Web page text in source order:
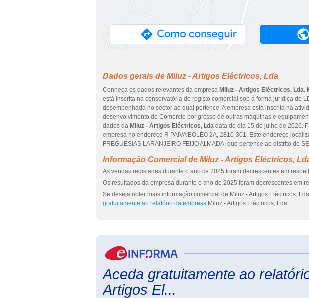
Dados gerais de Miluz - Artigos Eléctricos, Lda
Conheça os dados relevantes da empresa Miluz - Artigos Eléctricos, Lda.
está inscrita na conservatória do registo comercial sob a forma jurídica de
desempenhada no sector ao qual pertence. A empresa está inscrita na
desenvolvimento de Comércio por grosso de outras máquinas e
dados da Miluz - Artigos Eléctricos, Lda data do dia 15 de julho de 2026.
empresa no endereço R PAIVA BOLÉO 2A, 2810-301. Este endereço
FREGUESIAS LARANJEIRO FEIJO ALMADA, que pertence ao distrito de
Informação Comercial de Miluz - Artigos Eléctricos,
As vendas registadas durante o ano de 2025 foram decrescentes em
Os resultados da empresa durante o ano de 2025 foram decrescentes em
Se deseja obter mais informação comercial de Miluz - Artigos Eléctricos,
gratuitamente ao relatório da empresa Miluz - Artigos Eléctricos, Lda.
Aceda gratuitamente ao
Artigos El...